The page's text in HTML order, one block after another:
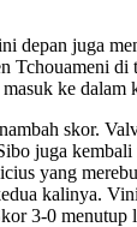
depan juga
di
ke
skor.
juga
yang
kalinya.
3-0 menutup